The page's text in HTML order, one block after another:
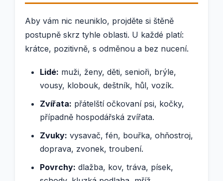
Aby vám nic neuniklo, projděte si štěně
postupně skrz tyhle oblasti. U každé platí:
krátce, pozitivně, s odměnou a bez nucení.
Lidé: muži, ženy, děti, senioři, brýle,
vousy, klobouk, deštník, hůl, vozík.
Zvířata: přátelští očkovaní psi, kočky,
případně hospodářská zvířata.
Zvuky: vysavač, fén, bouřka, ohňostroj,
doprava, zvonek, troubení.
Povrchy: dlažba, kov, tráva, písek,